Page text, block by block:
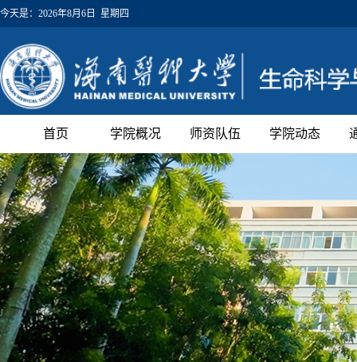
今天是： 2026年8月6日 星期四
首页 学院概况 师资队伍 学院动态